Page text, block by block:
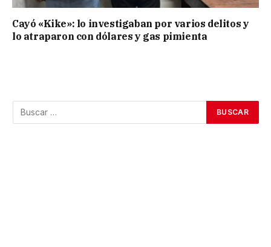
Cayó «Kike»: lo investigaban por varios delitos y
lo atraparon con dólares y gas pimienta